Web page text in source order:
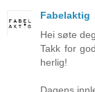
Fabelaktig
Hei søte
Takk for
herlig!
Dagens